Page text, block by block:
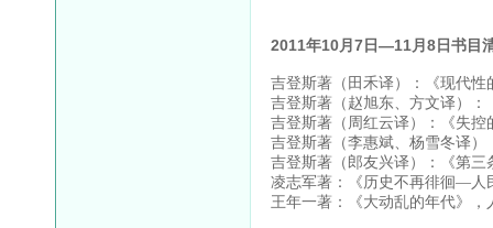
2011年10月7日—11月8日书目
吉登斯著（田禾译）：《现代性
吉登斯著（赵旭东、方文译）：
吉登斯著（周红云译）：《失控
吉登斯著（李惠斌、杨雪冬译
吉登斯著（郎友兴译）：《第三
凌志军著：《历史不再徘徊—人
王年一著：《大动乱的年代》，